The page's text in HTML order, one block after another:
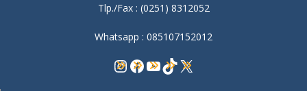
Tlp./Fax : (0251) 8312052
Whatsapp : 085107152012
Instagram
Facebook
YouTube
TikTok
X